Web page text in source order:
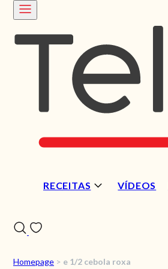
RECEITAS VÍDEOS
Homepage > e 1/2 cebola roxa